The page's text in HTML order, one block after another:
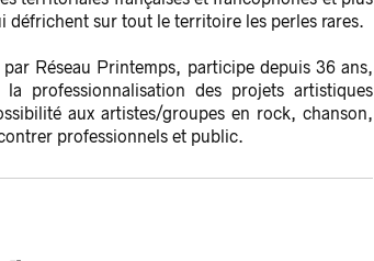
défrichent sur tout le territoire les perles rares.
Réseau Printemps, participe depuis 36 ans,
professionnalisation des projets artistiques
aux artistes/groupes en rock, chanson,
professionnels et public.